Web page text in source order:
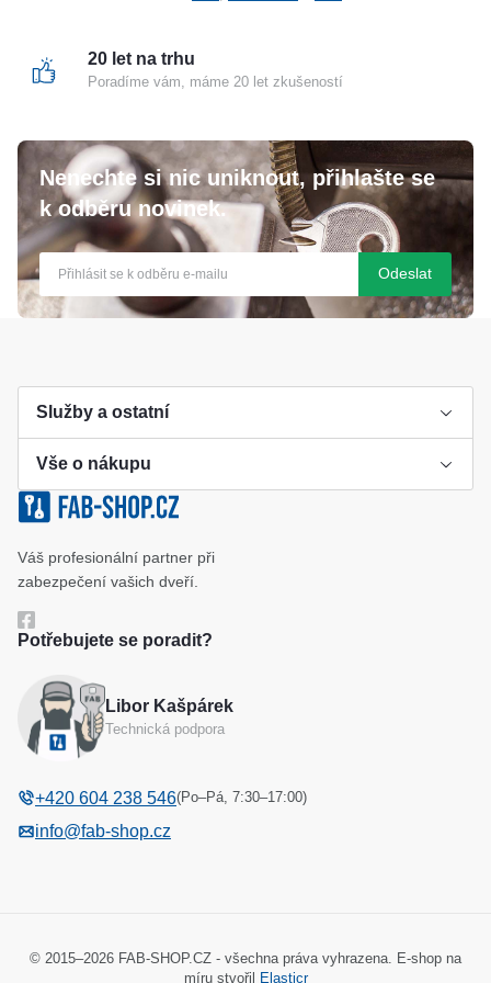
20 let na trhu
Poradíme vám, máme 20 let zkušeností
Nenechte si nic uniknout, přihlašte se
k odběru novinek.
Odeslat
Služby a ostatní
Výroba klíče
Klíčové systémy
Katalog
Vše o nákupu
Cookies a podmínky používání
Ochrana osobních údajů
Odstoupení od kupní smlouvy
Váš profesionální partner při
zabezpečení vašich dveří.
Potřebujete se poradit?
Libor Kašpárek
Technická podpora
+420 604 238 546(Po–Pá, 7:30–17:00)
info@fab-shop.cz
© 2015–2026 FAB-SHOP.CZ - všechna práva vyhrazena. E-shop na
míru stvořil
Elasticr